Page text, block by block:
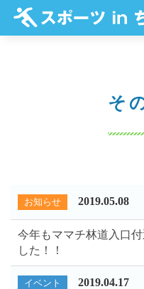
そ
お知らせ 2019.05.08
今年もママチ林道入口
した！！
イベント 2019.04.17